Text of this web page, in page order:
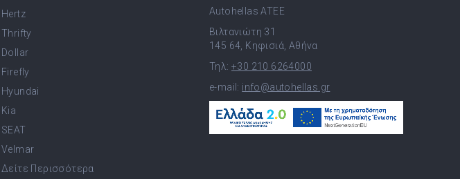
Hertz
Thrifty
Dollar
Firefly
Hyundai
Kia
SEAT
Velmar
Δείτε Περισσότερα
Autohellas ATEE
Βιλτανιώτη 31
145 64, Κηφισιά, Αθήνα
Τηλ: +30 210 6264000
e-mail: info@autohellas.gr